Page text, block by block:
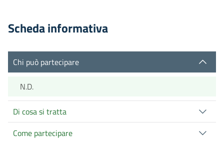
Scheda informativa
Chi può partecipare
N.D.
Di cosa si tratta
Come partecipare